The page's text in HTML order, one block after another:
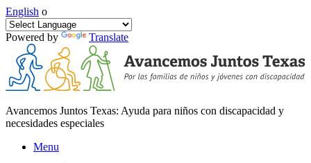
English o
Powered by Translate
Avancemos Juntos Texas: Ayuda para niños con discapacidad y
necesidades especiales
Menu